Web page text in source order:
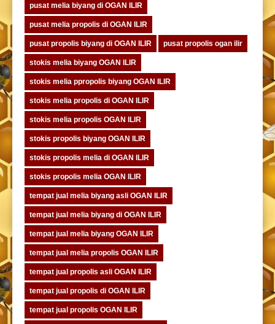
pusat melia biyang di OGAN ILIR
pusat melia propolis di OGAN ILIR
pusat propolis biyang di OGAN ILIR pusat propolis ogan ilir
stokis melia biyang OGAN ILIR
stokis melia ppropolis biyang OGAN ILIR
stokis melia propolis di OGAN ILIR
stokis melia propolis OGAN ILIR
stokis propolis biyang OGAN ILIR
stokis propolis melia di OGAN ILIR
stokis propolis melia OGAN ILIR
tempat jual melia biyang asli OGAN ILIR
tempat jual melia biyang di OGAN ILIR
tempat jual melia biyang OGAN ILIR
tempat jual melia propolis OGAN ILIR
tempat jual propolis asli OGAN ILIR
tempat jual propolis di OGAN ILIR
tempat jual propolis OGAN ILIR